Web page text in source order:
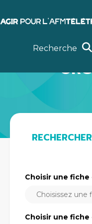
Aller
Agir
Recherche
Choisir une
Choisir une
Choisir une fiche
Choisir une
Choisir une